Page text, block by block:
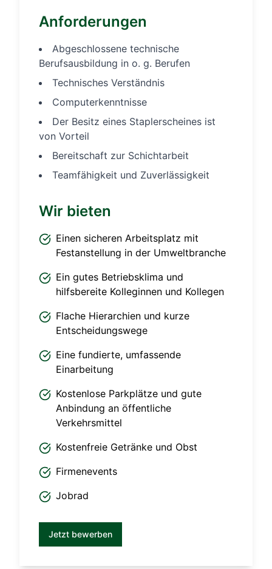
Anforderungen
Abgeschlossene technische
Berufsausbildung in o. g. Berufen
Technisches Verständnis
Computerkenntnisse
Der Besitz eines Staplerscheines ist
von Vorteil
Bereitschaft zur Schichtarbeit
Teamfähigkeit und Zuverlässigkeit
Wir bieten
Einen sicheren Arbeitsplatz mit
Festanstellung in der Umweltbranche
Ein gutes Betriebsklima und
hilfsbereite Kolleginnen und Kollegen
Flache Hierarchien und kurze
Entscheidungswege
Eine fundierte, umfassende
Einarbeitung
Kostenlose Parkplätze und gute
Anbindung an öffentliche
Verkehrsmittel
Kostenfreie Getränke und Obst
Firmenevents
Jobrad
Jetzt bewerben